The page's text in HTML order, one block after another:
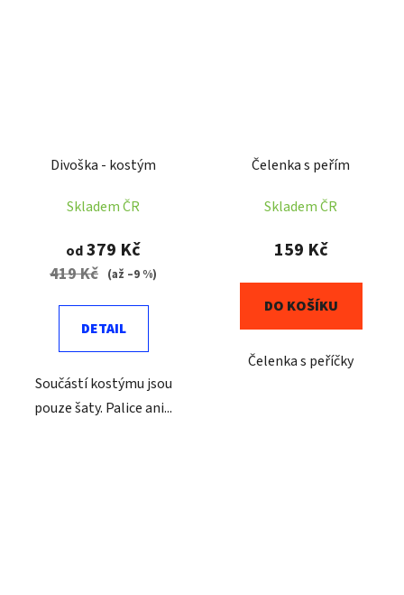
Divoška - kostým
Skladem ČR
od379 Kč
419 Kč (až –9 %)
DETAIL
Součástí kostýmu jsou
pouze šaty. Palice ani...
Čelenka s peřím
Skladem ČR
159 Kč
DO KOŠÍKU
Čelenka s peříčky